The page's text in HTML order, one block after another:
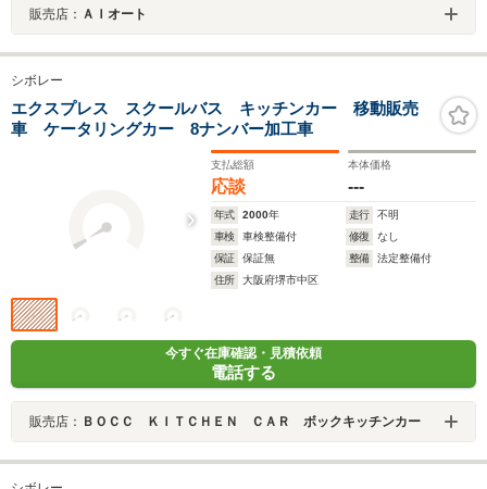
販売店： ＡＩオート
シボレー
エクスプレス スクールバス キッチンカー 移動販売
車 ケータリングカー 8ナンバー加工車
支払総額
応談
本体価格
---
年式 2000年 走行
不明
車検
車検整備付 修復
なし
保証
保証無 整備
法定整備付
住所
大阪府堺市中区
今すぐ在庫確認・見積依頼
電話する
販売店： ＢＯＣＣ ＫＩＴＣＨＥＮ ＣＡＲ ボックキッチンカー